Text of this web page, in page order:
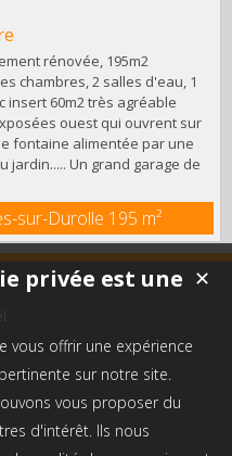
rénovée, 195m2
chambres, 2 salles d'eau, 1
insert 60m2 très agréable
ouest qui ouvrent sur
fontaine alimentée par une
jardin..... Un grand garage de
sur-Durolle 195 m²
✕
privée est une
vous offrir une expérience
sur notre site.
vous proposer du
d'intérêt. Ils nous